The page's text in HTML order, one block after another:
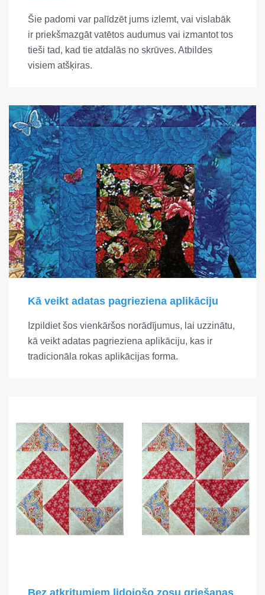
Šie padomi var palīdzēt jums izlemt, vai vislabāk
ir priekšmazgāt vatētos audumus vai izmantot tos
tieši tad, kad tie atdalās no skrūves. Atbildes
visiem atšķiras.
Kā veikt adatas pagrieziena aplikāciju
Izpildiet šos vienkāršos norādījumus, lai uzzinātu,
kā veikt adatas pagrieziena aplikāciju, kas ir
tradicionāla rokas aplikācijas forma.
Bez atkritumiem lidojošo zosu griešanas